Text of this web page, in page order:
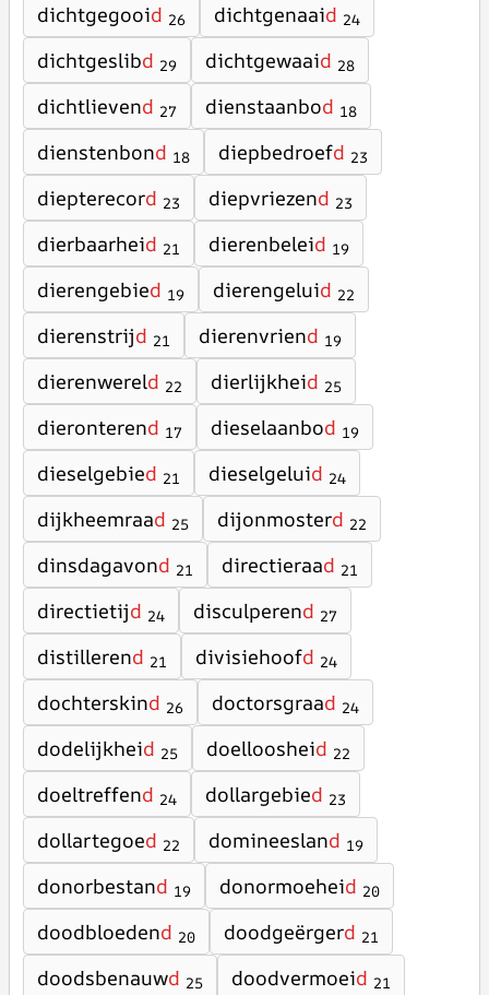
dichtgegooid 26 dichtgenaaid 24
dichtgeslibd 29 dichtgewaaid 28
dichtlievend 27 dienstaanbod 18
dienstenbond 18 diepbedroefd 23
diepterecord 23 diepvriezend 23
dierbaarheid 21 dierenbeleid 19
dierengebied 19 dierengeluid 22
dierenstrijd 21 dierenvriend 19
dierenwereld 22 dierlijkheid 25
dieronterend 17 dieselaanbod 19
dieselgebied 21 dieselgeluid 24
dijkheemraad 25 dijonmosterd 22
dinsdagavond 21 directieraad 21
directietijd 24 disculperend 27
distillerend 21 divisiehoofd 24
dochterskind 26 doctorsgraad 24
dodelijkheid 25 doelloosheid 22
doeltreffend 24 dollargebied 23
dollartegoed 22 domineesland 19
donorbestand 19 donormoeheid 20
doodbloedend 20 doodgeërgerd 21
doodsbenauwd 25 doodvermoeid 21